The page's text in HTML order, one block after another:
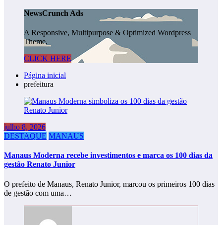
NewsCrunch Ads
A Responsive, Multipurpose & Optimized Wordpress
Theme.
CLICK HERE
Página inicial
prefeitura
julho 8, 2026
DESTAQUE MANAUS
Manaus Moderna recebe investimentos e marca os 100 dias da
gestão Renato Junior
O prefeito de Manaus, Renato Junior, marcou os primeiros 100 dias
de gestão com uma…